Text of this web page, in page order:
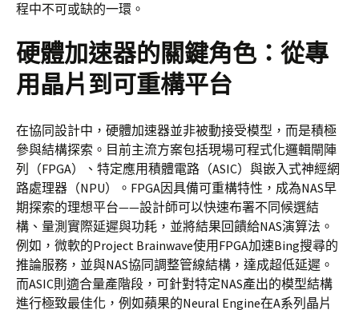
程中不可或缺的一環。
硬體加速器的關鍵角色：從專
用晶片到可重構平台
在協同設計中，硬體加速器並非被動接受模型，而是積極
參與結構探索。目前主流方案包括現場可程式化邏輯閘陣
列（FPGA）、特定應用積體電路（ASIC）與嵌入式神經網
路處理器（NPU）。FPGA因具備可重構特性，成為NAS早
期探索的理想平台——設計師可以快速布署不同候選結
構、量測實際延遲與功耗，並將結果回饋給NAS演算法。
例如，微軟的Project Brainwave使用FPGA加速Bing搜尋的
推論服務，並與NAS協同調整管線結構，達成超低延遲。
而ASIC則適合量產階段，可針對特定NAS產出的模型結構
進行極致最佳化，例如蘋果的Neural Engine在A系列晶片